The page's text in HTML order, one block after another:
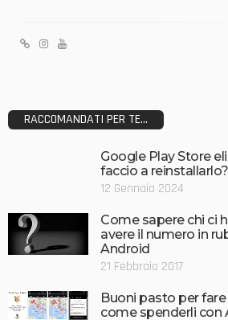
RACCOMANDATI PER TE...
Google Play Store
faccio a reinstallarlo?
12 Gennaio 2024
Come sapere chi ci
avere il numero in
Android
21 Febbraio 2017
Buoni pasto per
come spenderli con